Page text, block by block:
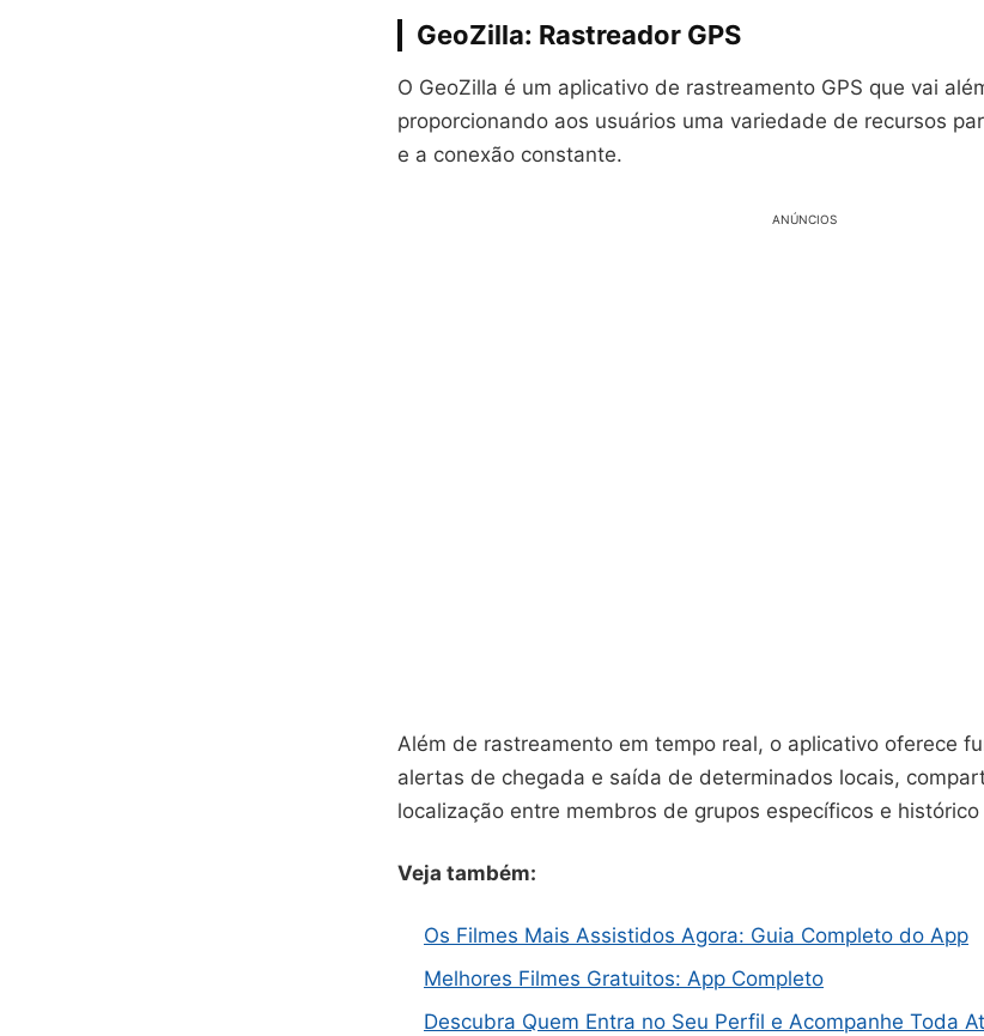
GeoZilla: Rastreador GPS
O GeoZilla é um aplicativo de rastreamento GPS que vai
proporcionando aos usuários uma variedade de recursos
e a conexão constante.
ANÚNCIOS
Além de rastreamento em tempo real, o aplicativo oferece
alertas de chegada e saída de determinados locais,
localização entre membros de grupos específicos e
Veja também:
Os Filmes Mais Assistidos Agora: Guia Completo do App
Melhores Filmes Gratuitos: App Completo
Descubra Quem Entra no Seu Perfil e Acompanhe Toda